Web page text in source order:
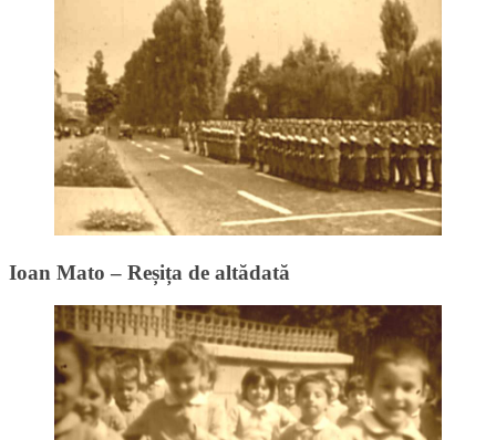
Ioan Mato – Reșița de altădată